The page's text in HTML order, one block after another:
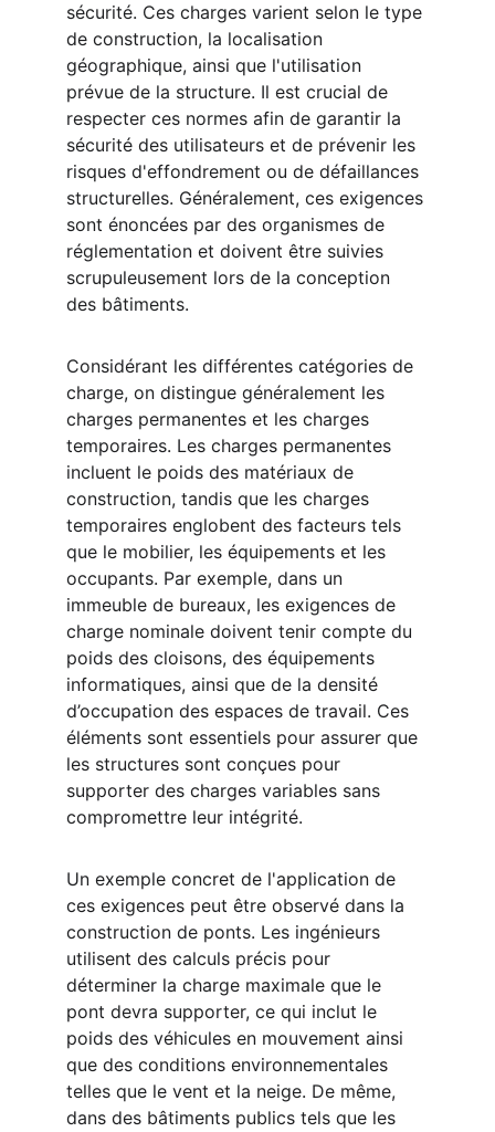
sécurité. Ces charges varient selon le type
de construction, la localisation
géographique, ainsi que l'utilisation
prévue de la structure. Il est crucial de
respecter ces normes afin de garantir la
sécurité des utilisateurs et de prévenir les
risques d'effondrement ou de défaillances
structurelles. Généralement, ces exigences
sont énoncées par des organismes de
réglementation et doivent être suivies
scrupuleusement lors de la conception
des bâtiments.
Considérant les différentes catégories de
charge, on distingue généralement les
charges permanentes et les charges
temporaires. Les charges permanentes
incluent le poids des matériaux de
construction, tandis que les charges
temporaires englobent des facteurs tels
que le mobilier, les équipements et les
occupants. Par exemple, dans un
immeuble de bureaux, les exigences de
charge nominale doivent tenir compte du
poids des cloisons, des équipements
informatiques, ainsi que de la densité
d’occupation des espaces de travail. Ces
éléments sont essentiels pour assurer que
les structures sont conçues pour
supporter des charges variables sans
compromettre leur intégrité.
Un exemple concret de l'application de
ces exigences peut être observé dans la
construction de ponts. Les ingénieurs
utilisent des calculs précis pour
déterminer la charge maximale que le
pont devra supporter, ce qui inclut le
poids des véhicules en mouvement ainsi
que des conditions environnementales
telles que le vent et la neige. De même,
dans des bâtiments publics tels que les